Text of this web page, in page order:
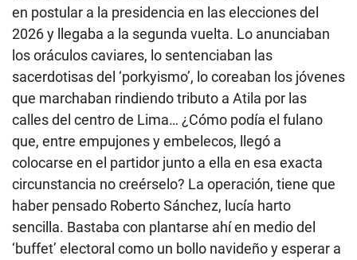
en postular a la presidencia en las elecciones del
2026 y llegaba a la segunda vuelta. Lo anunciaban
los oráculos caviares, lo sentenciaban las
sacerdotisas del ‘porkyismo’, lo coreaban los jóvenes
que marchaban rindiendo tributo a Atila por las
calles del centro de Lima… ¿Cómo podía el fulano
que, entre empujones y embelecos, llegó a
colocarse en el partidor junto a ella en esa exacta
circunstancia no creérselo? La operación, tiene que
haber pensado Roberto Sánchez, lucía harto
sencilla. Bastaba con plantarse ahí en medio del
‘buffet’ electoral como un bollo navideño y esperar a